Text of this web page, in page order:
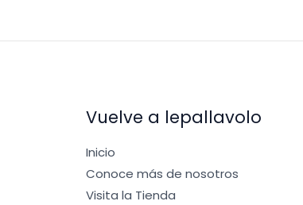
Vuelve a lepallavolo
Inicio
Conoce más de nosotros
Visita la Tienda